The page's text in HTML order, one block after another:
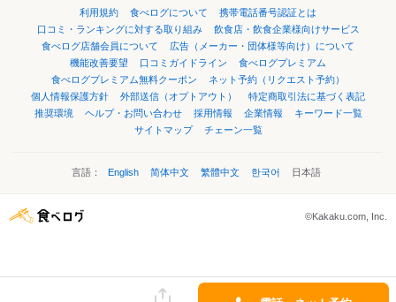
利用規約 食べログについて
携帯電話番号認証とは
口コミ・ランキングに対する取り組み
飲食店・飲食企業様向けサービス
食べログ店舗会員について
広告（メーカー・団体様等向け）について
機能改善要望
口コミガイドライン
食べログプレミアム
食べログプレミアム無料クーポン
ネット予約（リクエスト予約）
個人情報保護方針
外部送信（オプトアウト）
特定商取引法に基づく表記
推奨環境
ヘルプ・お問い合わせ 採用情報 企業情報
キーワード一覧
サイトマップ
チェーン一覧
言語： English 简体中文 繁體中文 한국어 日本語
©Kakaku.com, Inc.